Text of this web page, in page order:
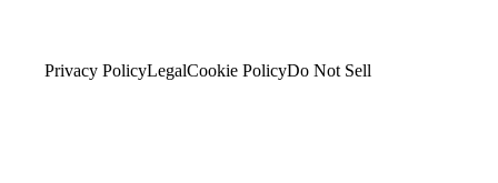
Privacy PolicyLegalCookie PolicyDo Not Sell